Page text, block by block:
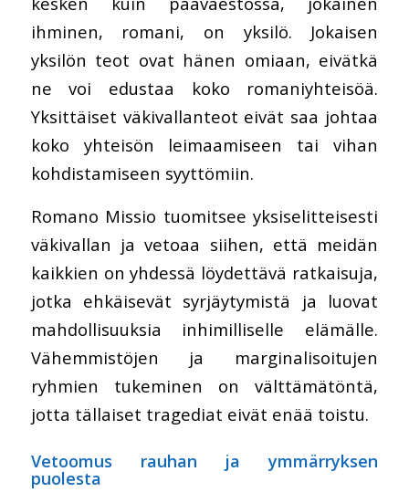
ihminen, romani, on yksilö. Jokaisen
yksilön teot ovat hänen omiaan, eivätkä
ne voi edustaa koko romaniyhteisöä.
Yksittäiset väkivallanteot eivät saa johtaa
koko yhteisön leimaamiseen tai vihan
kohdistamiseen syyttömiin.
Romano Missio tuomitsee yksiselitteisesti
väkivallan ja vetoaa siihen, että meidän
kaikkien on yhdessä löydettävä ratkaisuja,
jotka ehkäisevät syrjäytymistä ja luovat
mahdollisuuksia inhimilliselle elämälle.
Vähemmistöjen ja marginalisoitujen
ryhmien tukeminen on välttämätöntä,
jotta tällaiset tragediat eivät enää toistu.
Vetoomus rauhan ja ymmärryksen
puolesta